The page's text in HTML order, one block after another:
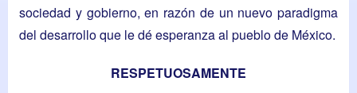
sociedad y gobierno, en razón de un nuevo paradigma
del desarrollo que le dé esperanza al pueblo de México.
RESPETUOSAMENTE